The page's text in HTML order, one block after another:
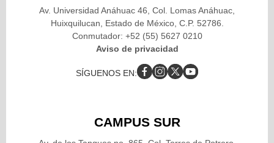
Av. Universidad Anáhuac 46, Col. Lomas Anáhuac,
Huixquilucan, Estado de México, C.P. 52786.
Conmutador: +52 (55) 5627 0210
Aviso de privacidad
SÍGUENOS EN:
CAMPUS SUR